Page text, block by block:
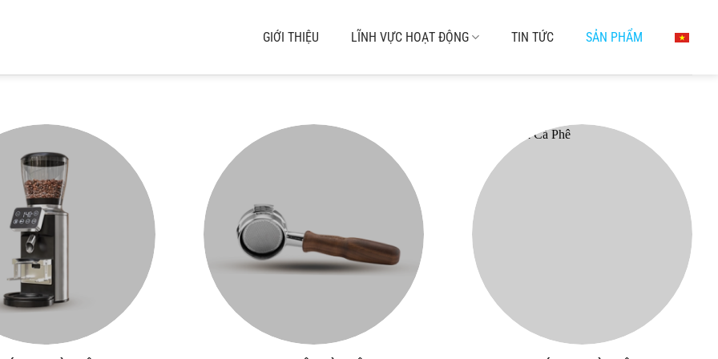
GIỚI THIỆU LĨNH VỰC HOẠT ĐỘNG TIN TỨC SẢN PHẨM